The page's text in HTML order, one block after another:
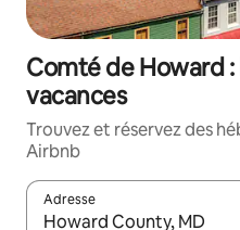
Comté de Howard
vacances
Trouvez et réservez des
Airbnb
Adresse
Lorsque les résultats